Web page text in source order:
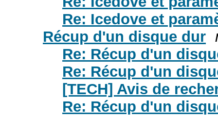
Re: Icedove et
Récup d'un disque dur
Re: Récup d'un
Re: Récup d'un
[TECH] Avis de
Re: Récup d'un